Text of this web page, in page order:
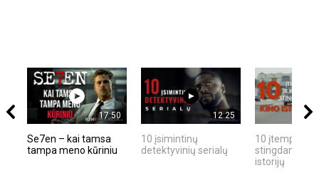
17:50
Se7en – kai tamsa
tampa meno kūriniu
12:25
10 įsimintinų
detektyvinių serialų
10 įtemptų,
stingdančių
istorijų